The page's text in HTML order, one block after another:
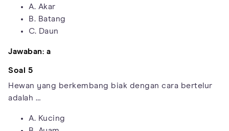
A. Akar
B. Batang
C. Daun
Jawaban: a
Soal 5
Hewan yang berkembang biak dengan cara bertelur
adalah …
A. Kucing